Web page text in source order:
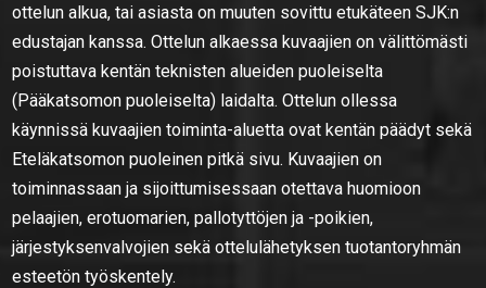
ottelun alkua, tai asiasta on muuten sovittu etukäteen SJK:n
edustajan kanssa. Ottelun alkaessa kuvaajien on välittömästi
poistuttava kentän teknisten alueiden puoleiselta
(Pääkatsomon puoleiselta) laidalta. Ottelun ollessa
käynnissä kuvaajien toiminta-aluetta ovat kentän päädyt sekä
Eteläkatsomon puoleinen pitkä sivu. Kuvaajien on
toiminnassaan ja sijoittumisessaan otettava huomioon
pelaajien, erotuomarien, pallotyttöjen ja -poikien,
järjestyksenvalvojien sekä ottelulähetyksen tuotantoryhmän
esteetön työskentely.